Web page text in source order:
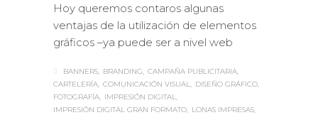
Hoy queremos contaros algunas
ventajas de la utilización de elementos
gráficos –ya puede ser a nivel web
BANNERS BRANDING
CAMPAÑA PUBLICITARIA
CARTELERÍA COMUNICACIÓN VISUAL
DISEÑO GRÁFICO
FOTOGRAFÍA
IMPRESIÓN DIGITAL
IMPRESIÓN DIGITAL GRAN FORMATO
LONAS IMPRESAS